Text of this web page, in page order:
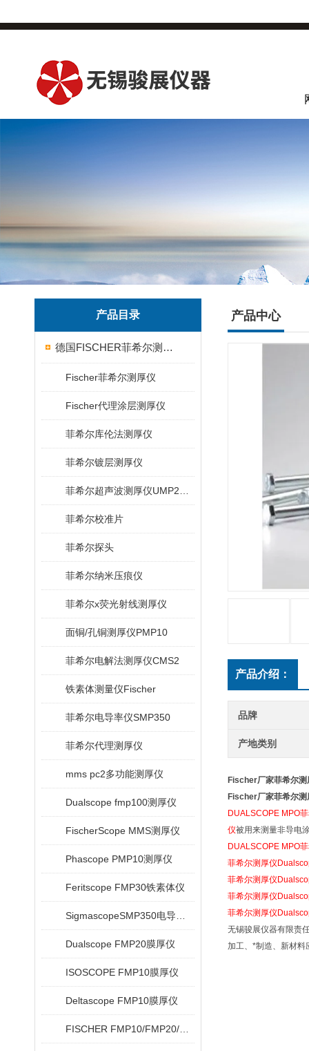
产品目录
德国FISCHER菲希尔测厚仪
Fischer菲希尔测厚仪
Fischer代理涂层测厚仪
菲希尔库伦法测厚仪
菲希尔镀层测厚仪
菲希尔校准片
菲希尔探头
菲希尔纳米压痕仪
菲希尔x荧光射线测厚仪
面铜/孔铜测厚仪PMP10
菲希尔电解法测厚仪CMS2
铁素体测量仪Fischer
菲希尔电导率仪SMP350
菲希尔代理测厚仪
mms pc2多功能测厚仪
Dualscope fmp100测厚仪
FischerScope MMS测厚仪
Phascope PMP10测厚仪
Feritscope FMP30铁素体仪
Dualscope FMP20膜厚仪
ISOSCOPE FMP10膜厚仪
Deltascope FMP10膜厚仪
产品中心
产品介绍：
品牌
产地类别
Fischer厂家菲希尔测
Fischer厂家菲希尔测
DUALSCOPE MPO
仪被用来测量非导电
DUALSCOPE MPO
菲希尔测厚仪
菲希尔测厚仪
菲希尔测厚仪
菲希尔测厚仪
无锡骏展仪器有限责
加工、*制造、新材料